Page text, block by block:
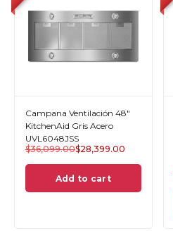
Campana Ventilación 48"
KitchenAid Gris Acero
UVL6048JSS
$36,099.00$28,399.00
Add to cart